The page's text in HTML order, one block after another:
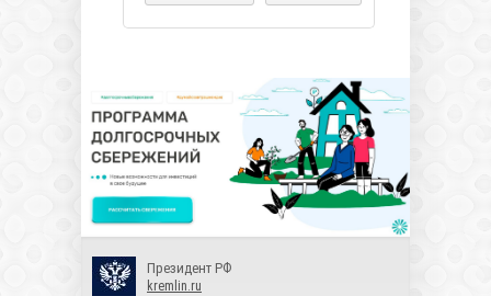
Президент РФ
kremlin.ru